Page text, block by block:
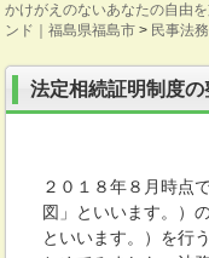
かけがえのないあなたの自由
ンド｜福島県福島市 > 民事法務
法定相続証明制度の
２０１８年８月時点
図」といいます。）
といいます。）を行